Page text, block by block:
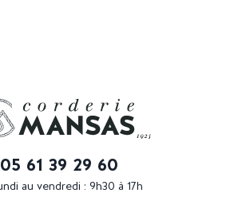
05 61 39 29 60
au vendredi : 9h30 à 17h